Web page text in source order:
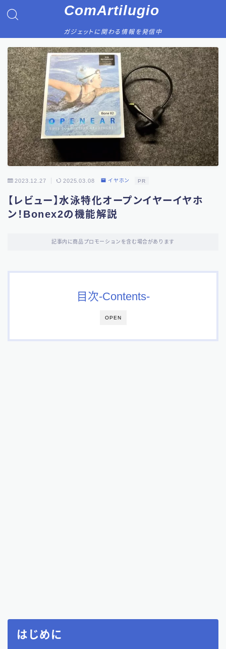
ComArtilugio
ガジェットに関わる情報を発信中
2023.12.27 2025.03.08 イヤホン PR
【レビュー】水泳特化オープンイヤーイヤホ
ン！Bonex2の機能解説
記事内に商品プロモーションを含む場合があります
OPEN
目次-Contents-
はじめに